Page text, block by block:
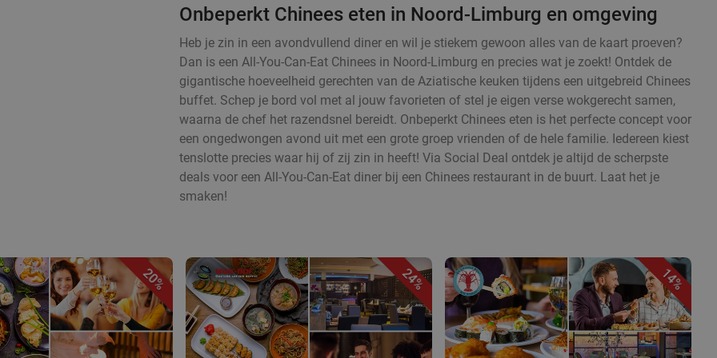
Onbeperkt Chinees eten in Noord-Limburg en omgeving
Heb je zin in een avondvullend diner en wil je stiekem gewoon alles van de kaart proeven?
Dan is een All-You-Can-Eat Chinees in Noord-Limburg en precies wat je zoekt! Ontdek de
gigantische hoeveelheid gerechten van de Aziatische keuken tijdens een uitgebreid Chinees
buffet. Schep je bord vol met al jouw favorieten of stel je eigen verse wokgerecht samen,
waarna de chef het razendsnel bereidt. Onbeperkt Chinees eten is het perfecte concept voor
een ongedwongen avond uit met een grote groep vrienden of de hele familie. Iedereen kiest
tenslotte precies waar hij of zij zin in heeft! Via Social Deal ontdek je altijd de scherpste
deals voor een All-You-Can-Eat diner bij een Chinees restaurant in de buurt. Laat het je
smaken!
20% 24% 14%